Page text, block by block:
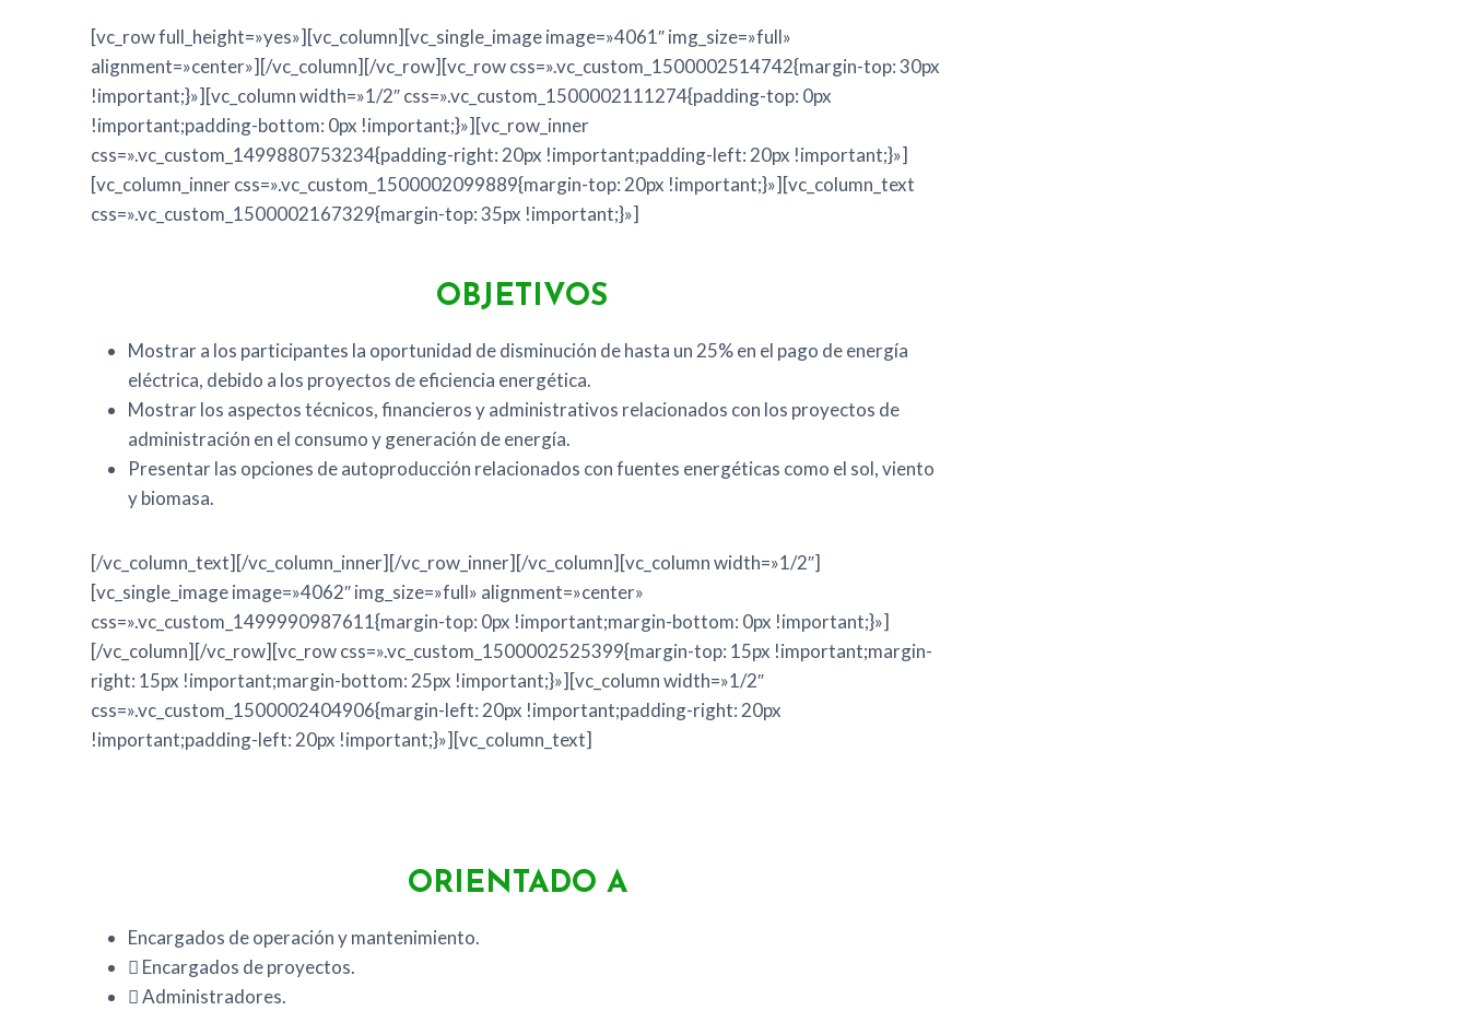
[vc_row full_height=»yes»][vc_column][vc_single_image image=»4061″ img_size=»full»
alignment=»center»][/vc_column][/vc_row][vc_row css=».vc_custom_1500002514742{margin-top: 30px
!important;}»][vc_column width=»1/2″ css=».vc_custom_1500002111274{padding-top: 0px
!important;padding-bottom: 0px !important;}»][vc_row_inner
css=».vc_custom_1499880753234{padding-right: 20px !important;padding-left: 20px !important;}»]
[vc_column_inner css=».vc_custom_1500002099889{margin-top: 20px !important;}»][vc_column_text
css=».vc_custom_1500002167329{margin-top: 35px !important;}»]
OBJETIVOS
Mostrar a los participantes la oportunidad de disminución de hasta un 25% en el pago de energía
eléctrica, debido a los proyectos de eficiencia energética.
Mostrar los aspectos técnicos, financieros y administrativos relacionados con los proyectos de
administración en el consumo y generación de energía.
Presentar las opciones de autoproducción relacionados con fuentes energéticas como el sol, viento
y biomasa.
[/vc_column_text][/vc_column_inner][/vc_row_inner][/vc_column][vc_column width=»1/2″]
[vc_single_image image=»4062″ img_size=»full» alignment=»center»
css=».vc_custom_1499990987611{margin-top: 0px !important;margin-bottom: 0px !important;}»]
[/vc_column][/vc_row][vc_row css=».vc_custom_1500002525399{margin-top: 15px !important;margin-
right: 15px !important;margin-bottom: 25px !important;}»][vc_column width=»1/2″
css=».vc_custom_1500002404906{margin-left: 20px !important;padding-right: 20px
!important;padding-left: 20px !important;}»][vc_column_text]
ORIENTADO A
Encargados de operación y mantenimiento.
 Encargados de proyectos.
 Administradores.